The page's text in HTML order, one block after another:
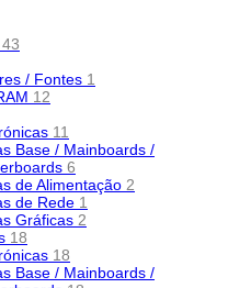
43
/ Fontes 1
12
11
Base / Mainboards /
6
de Alimentação 2
de Rede 1
Gráficas 2
18
18
Base / Mainboards /